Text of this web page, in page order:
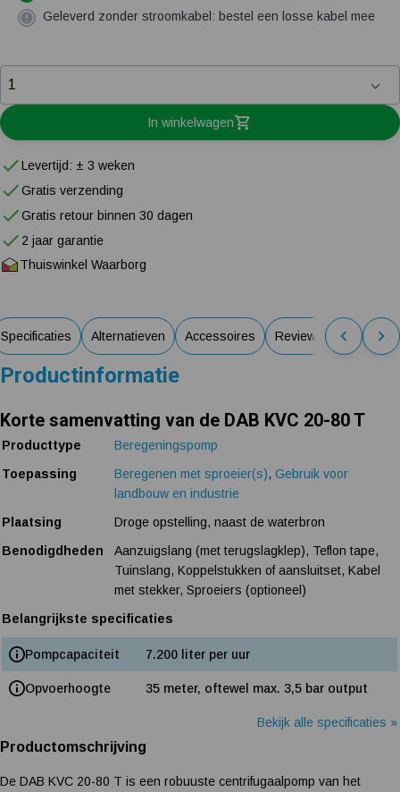
Geleverd zonder stroomkabel: bestel een losse kabel mee
In winkelwagen
Levertijd: ± 3 weken
Gratis verzending
Gratis retour binnen 30 dagen
2 jaar garantie
Thuiswinkel Waarborg
Specificaties Alternatieven Accessoires Reviews van klanten
Productinformatie
Korte samenvatting van de DAB KVC 20-80 T
Producttype
Beregeningspomp
Toepassing
Beregenen met sproeier(s), Gebruik voor
landbouw en industrie
Plaatsing
Droge opstelling, naast de waterbron
Benodigdheden
Aanzuigslang (met terugslagklep), Teflon tape,
Tuinslang, Koppelstukken of aansluitset, Kabel
met stekker, Sproeiers (optioneel)
Belangrijkste specificaties
Pompcapaciteit 7.200 liter per uur
Opvoerhoogte 35 meter, oftewel max. 3,5 bar output
Bekijk alle specificaties »
Productomschrijving
De DAB KVC 20-80 T is een robuuste centrifugaalpomp van het